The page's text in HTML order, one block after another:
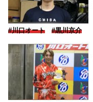
#川口オート #黒川京介